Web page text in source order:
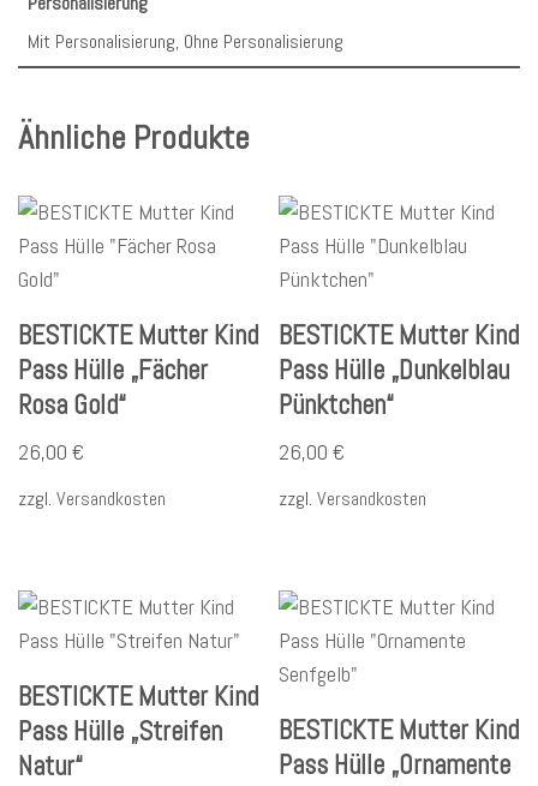
Mit Personalisierung, Ohne Personalisierung
Ähnliche Produkte
BESTICKTE Mutter Kind
Pass Hülle „Fächer
Rosa Gold“
26,00 €
zzgl. Versandkosten
BESTICKTE Mutter Kind
Pass Hülle „Dunkelblau
Pünktchen“
26,00€
zzgl.Versandkosten
BESTICKTE Mutter Kind
Pass Hülle „Streifen
Natur“
BESTICKTE Mutter Kind
Pass Hülle „Ornamente